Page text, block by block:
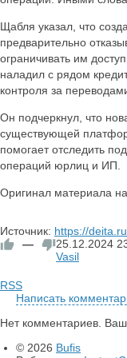
Щабля указал, что
предварительно
ограничивать им
наладил с рядом
контроля за
Он подчеркнул, что
существующей
помогает отследить
операций юрлиц и ИП.
Оригинал материала на
Источник: https://
—
25.12.2024
Vasil
RSS
Написать
Нет комментариев.
© 2026 Bufis